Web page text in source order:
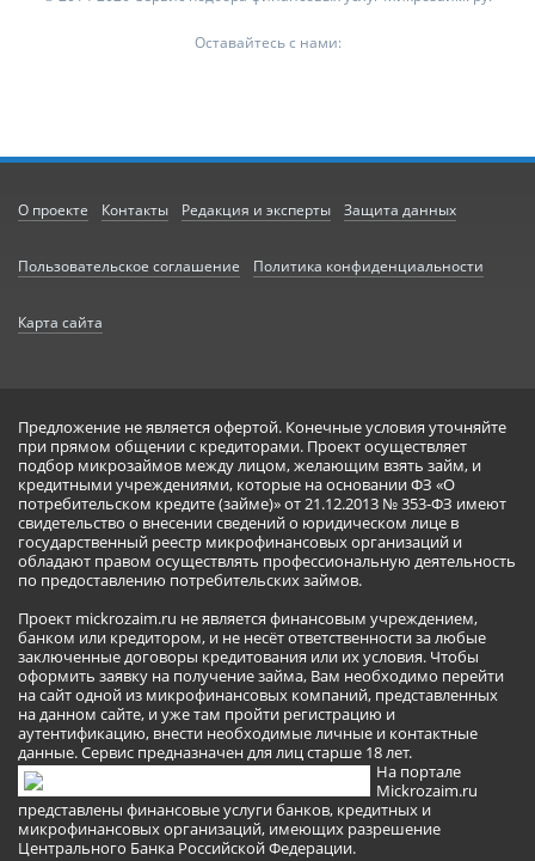
Оставайтесь с нами:
О проекте Контакты Редакция и эксперты Защита данных
Пользовательское соглашение Политика конфиденциальности
Карта сайта
Предложение не является офертой. Конечные условия уточняйте
при прямом общении с кредиторами. Проект осуществляет
подбор микрозаймов между лицом, желающим взять займ, и
кредитными учреждениями, которые на основании ФЗ «О
потребительском кредите (займе)» от 21.12.2013 № 353-ФЗ имеют
свидетельство о внесении сведений о юридическом лице в
государственный реестр микрофинансовых организаций и
обладают правом осуществлять профессиональную деятельность
по предоставлению потребительских займов.
Проект mickrozaim.ru не является финансовым учреждением,
банком или кредитором, и не несёт ответственности за любые
заключенные договоры кредитования или их условия. Чтобы
оформить заявку на получение займа, Вам необходимо перейти
на сайт одной из микрофинансовых компаний, представленных
на данном сайте, и уже там пройти регистрацию и
аутентификацию, внести необходимые личные и контактные
данные. Сервис предназначен для лиц старше 18 лет.
На портале
Mickrozaim.ru
представлены финансовые услуги банков, кредитных и
микрофинансовых организаций, имеющих разрешение
Центрального Банка Российской Федерации.